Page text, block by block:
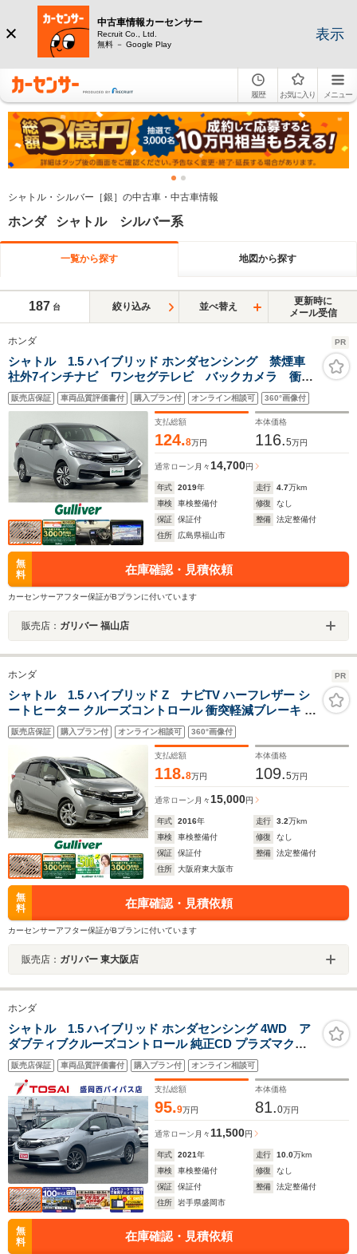
中古車情報カーセンサー
Recruit Co., Ltd.
無料 － Google Play
表示
履歴 お気に入り メニュー
シャトル・シルバー［銀］の中古車・中古車情報
ホンダ シャトル シルバー系
一覧から探す 地図から探す
187 台 絞り込み 並べ替え
更新時に
メール受信
ホンダ PR
シャトル 1.5 ハイブリッド ホンダセンシング 禁煙車
社外7インチナビ ワンセグテレビ バックカメラ 衝突
軽減システム 踏み間違い防止装置 レーダークルーズ
コントロール レーンキープアシスト 横滑り防止装
置 前方ドライブレコーダー オートライト
販売店保証 車両品質評価書付 購入プラン付 オンライン相談可 360°画像付
支払総額
124.8万円
本体価格
116.5万円
通常ローン 月々14,700円
年式 2019年 走行 4.7万km
車検
車検整備付 修復
なし
保証
保証付 整備
法定整備付
住所
広島県福山市
無
料
在庫確認・見積依頼
カーセンサーアフター保証がBプランに付いています
販売店： ガリバー 福山店
ホンダ PR
シャトル 1.5 ハイブリッド Z ナビTV ハーフレザー シ
ートヒーター クルーズコントロール 衝突軽減ブレーキ オ
ートライト LEDヘッドライト スマートキー プッシュスタ
ート オートエアコン ドライブレコーダー ETC
販売店保証 購入プラン付 オンライン相談可 360°画像付
支払総額
118.8万円
本体価格
109.5万円
通常ローン 月々15,000円
年式 2016年 走行 3.2万km
車検
車検整備付 修復
なし
保証
保証付 整備
法定整備付
住所
大阪府東大阪市
無
料
在庫確認・見積依頼
カーセンサーアフター保証がBプランに付いています
販売店： ガリバー 東大阪店
ホンダ
シャトル 1.5 ハイブリッド ホンダセンシング 4WD ア
ダブティブクルーズコントロール 純正CD プラズマクラ
スター付オートエアコン コンフォートビューパッケージ
社外16インチアルミホイール スマートキーシステム シル
バー加飾付ウレタンステアリング 横滑り防止
販売店保証 車両品質評価書付 購入プラン付 オンライン相談可
支払総額
95.9万円
本体価格
81.0万円
通常ローン 月々 11,500円
年式 2021年 走行 10.0万km
車検
車検整備付 修復
なし
保証
保証付 整備
法定整備付
住所
岩手県盛岡市
無
料
在庫確認・見積依頼